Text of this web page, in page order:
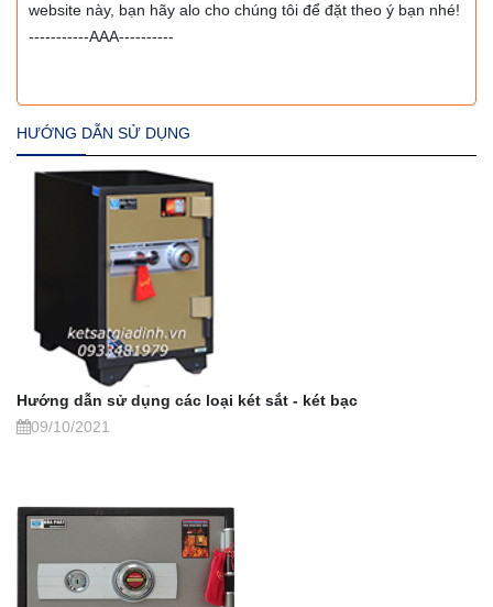
website này, bạn hãy alo cho chúng tôi để đặt theo ý bạn nhé!
-----------AAA----------
HƯỚNG DẪN SỬ DỤNG
Hướng dẫn sử dụng các loại két sắt - két bạc
09/10/2021